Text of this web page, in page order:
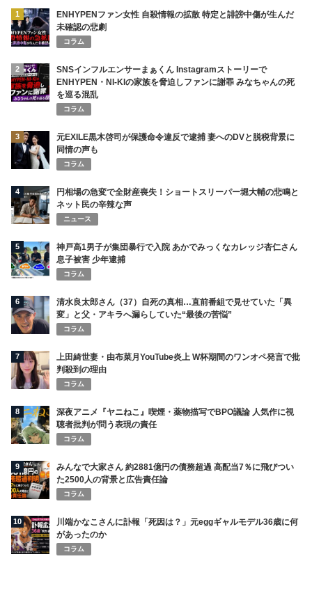
1
ENHYPENファン女性 自殺情報の拡散 特定と誹謗中傷が生んだ
未確認の悲劇
コラム
2
SNSインフルエンサーまぁくん Instagramストーリーで
ENHYPEN・NI-KIの家族を脅迫しファンに謝罪 みなちゃんの死
を巡る混乱
コラム
3
元EXILE黒木啓司が保護命令違反で逮捕 妻へのDVと脱税背景に
同情の声も
コラム
4
円相場の急変で全財産喪失！ショートスリーパー堀大輔の悲鳴と
ネット民の辛辣な声
ニュース
5
神戸高1男子が集団暴行で入院 あかでみっくなカレッジ杏仁さん
息子被害 少年逮捕
コラム
6
清水良太郎さん（37）自死の真相…直前番組で見せていた「異
変」と父・アキラへ漏らしていた“最後の苦悩”
コラム
7
上田綺世妻・由布菜月YouTube炎上 W杯期間のワンオペ発言で批
判殺到の理由
コラム
8
深夜アニメ『ヤニねこ』喫煙・薬物描写でBPO議論 人気作に視
聴者批判が問う表現の責任
コラム
9
みんなで大家さん 約2881億円の債務超過 高配当7％に飛びつい
た2500人の背景と広告責任論
コラム
10
川端かなこさんに訃報「死因は？」元eggギャルモデル36歳に何
があったのか
コラム